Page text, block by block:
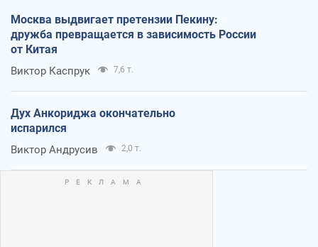
Москва выдвигает претензии Пекину:
дружба превращается в зависимость России
от Китая
Виктор Каспрук 7,6 т.
Дух Анкориджа окончательно
испарился
Виктор Андрусив 2,0 т.